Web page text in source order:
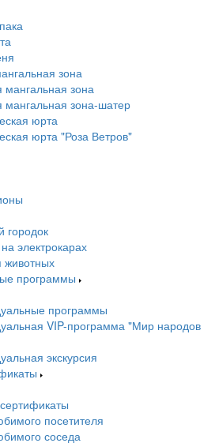
зона
зона
мангальная зона-шатер
юрта
юрта "Роза Ветров"
городок
электрокарах
животных
программы
программы
VIP-программа "Мир народов
экскурсия
посетителя
соседа